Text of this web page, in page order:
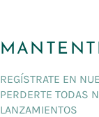
REGÍSTRATE EN
PERDERTE TODAS
LANZAMIENTOS